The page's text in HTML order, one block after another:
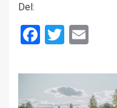
Del:
Facebook
Twitter